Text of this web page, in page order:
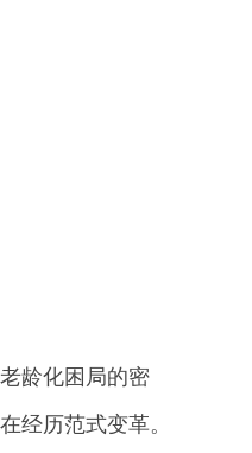
龄化困局的密
经历范式变革。